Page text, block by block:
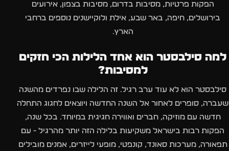
הפקות פרטיות, מסיבות בדרום, מסיבות בצפון, אירועים
בירושלים, חיפה, באר שבע, אילת ולוקיישנים נוספים ברחבי
הארץ.
למה סילבסטר הוא אחד הלילות הכי חזקים
למסיבות?
סילבסטר הוא לא עוד ערב רגיל. זה הלילה שבו נפרדים מהשנה
שעברה, סופרים לאחור אל השנה החדשה ויוצאים לחגוג התחלה
חדשה עם מוזיקה, חברים ואווירה חגיגית במיוחד. בכל שנה,
הפקות רבות בישראל משקיעות בלילה הזה יותר מהרגיל - עם
תפאורה, מערכות סאונד, קונפטי, מופעי לייזרים, אמנים מובילים